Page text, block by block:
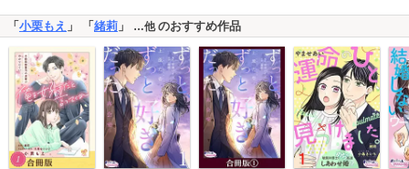
「小栗もえ 」 「緒莉 」 …他のおすすめ作品